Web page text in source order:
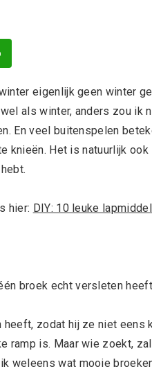
eigenlijk geen winter
als winter, anders zou ik
En veel buitenspelen
Het is natuurlijk
hier: DIY: 10 leuke
broek echt versleten
zodat hij ze niet eens
is. Maar wie zoekt,
weleens wat mooie